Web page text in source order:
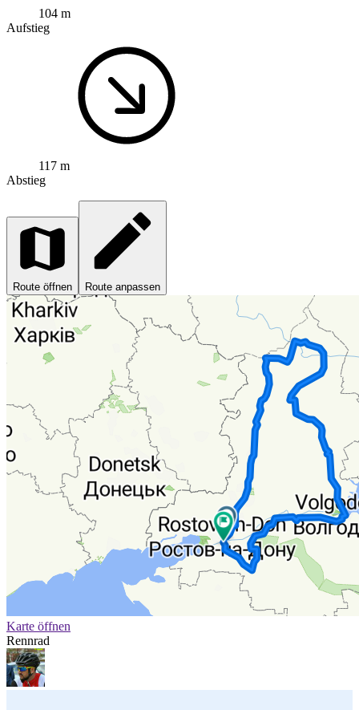
104 m
Aufstieg
117 m
Abstieg
Route öffnen Route anpassen
Karte öffnen
Rennrad